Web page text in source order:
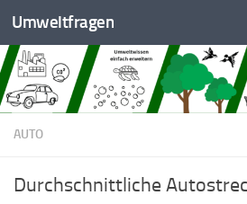
Zum Inhalt springen
Umweltfragen
AUTO
Durchschnittliche